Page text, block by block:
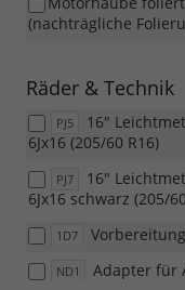
(nachträgliche
Räder & Technik
PJ5
16"
6Jx16 (205/60 R16)
PJ7
16"
6Jx16 schwarz (205/
1D7
ND1 Adapter für